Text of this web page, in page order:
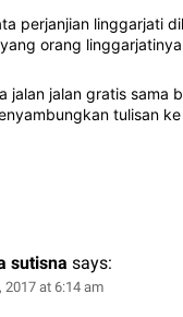
perjanjian linggarjati
orang
jalan jalan gratis sama
tulisan
sutisna says:
2017 at 6:14 am